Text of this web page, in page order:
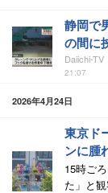
静岡で
の間に
Daiichi-TV
21:07
2026年4月24日
東京ド
ンに腫
15時ご
た」と